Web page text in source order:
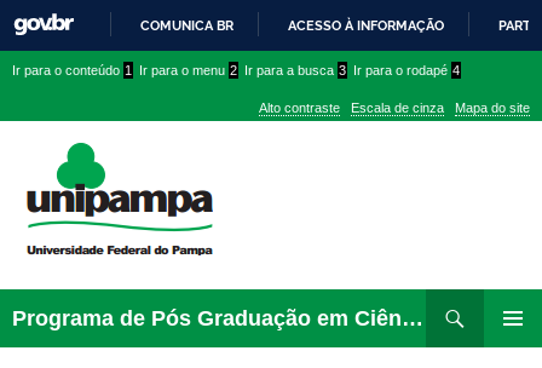
PARA
CONTEÚDO
COMUNICA BR ACESSO À INFORMAÇÃO
conteúdo
menu
superior
menu
Ir para o conteúdo 1 Ir para o menu 2 Ir para a busca 3 Ir para o rodapé 4
Alto contraste Escala de cinza Mapa do site
Programa de Pós Graduação em Ciências Biológicas
para